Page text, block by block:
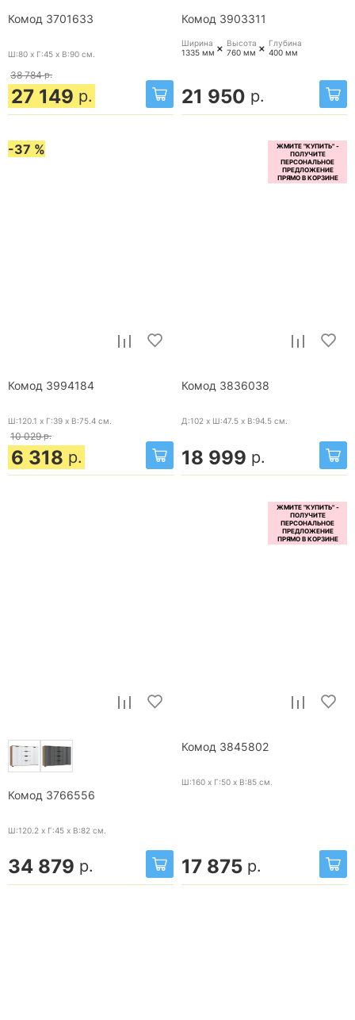
Комод 3701633
Ш:80 x Г:45 x В:90 см.
38 784 р.
27 149 р.
Комод 3903311
Ширина
1335 мм+Высота
760 мм+Глубина
400 мм
21 950 р.
-37 %
Комод 3994184
Ш:120.1 x Г:39 x В:75.4 см.
10 029 р.
6 318 р.
Комод 3836038
Д:102 x Ш:47.5 x В:94.5 см.
18 999 р.
Комод 3766556
Ш:120.2 x Г:45 x В:82 см.
34 879 р.
Комод 3845802
Ш:160 x Г:50 x В:85 см.
17 875 р.